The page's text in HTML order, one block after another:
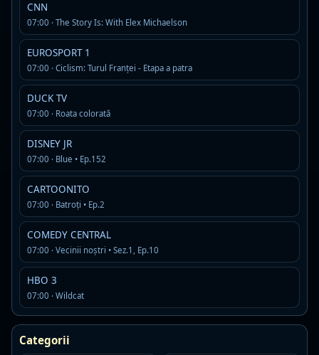
CNN
07:00 · The Story Is: With Elex Michaelson
EUROSPORT 1
07:00 · Ciclism: Turul Franţei - Etapa a patra
DUCK TV
07:00 · Roata colorată
DISNEY JR
07:00 · Blue • Ep.152
CARTOONITO
07:00 · Batroți • Ep.2
COMEDY CENTRAL
07:00 · Vecinii noștri • Sez.1, Ep.10
HBO 3
07:00 · Wildcat
Categorii
12:30
vezi mai mult program tv
0 din 5 programe suplimentare afisate
Emisiuni, stiri si filme difuzate
frecvent la PROCINEMA
Am adunat in timp cele mai prezente titluri de pe
acest canal, ca sa iti faci o idee rapida despre
continutul pe care il gasesti aici.
La bloc
Disponibil in istoricul recent al programului PROCINEMA
Vorbeşte lumea
Disponibil in istoricul recent al programului PROCINEMA
Apropo Tv